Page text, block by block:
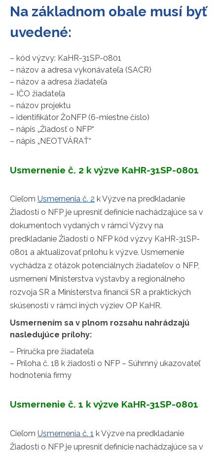
Na základnom obale musí byť
uvedené:
– kód výzvy: KaHR-31SP-0801
– názov a adresa vykonávateľa (SACR)
– názov a adresa žiadateľa
– IČO žiadateľa
– názov projektu
– identifikátor ŽoNFP (6-miestne číslo)
– nápis „Žiadosť o NFP“
– nápis „NEOTVÁRAŤ“
Usmernenie č. 2 k výzve KaHR-31SP-0801
Cieľom Usmernenia č. 2 k Výzve na predkladanie
Žiadostí o NFP je upresniť definície nachádzajúce sa v
dokumentoch vydaných v rámci Výzvy na
predkladanie Žiadostí o NFP kód výzvy KaHR-31SP-
0801 a aktualizovať prílohu k výzve. Usmernenie
vychádza z otázok potenciálnych žiadateľov o NFP,
usmernení Ministerstva výstavby a regionálneho
rozvoja SR a Ministerstva financií SR a praktických
skúseností v rámci iných výziev OP KaHR.
Usmernením sa v plnom rozsahu nahrádzajú
nasledujúce prílohy:
– Príručka pre žiadateľa
– Príloha č. 18 k žiadosti o NFP – Súhrnný ukazovateľ
hodnotenia firmy
Usmernenie č. 1 k výzve KaHR-31SP-0801
Cieľom Usmernenia č. 1 k Výzve na predkladanie
Žiadostí o NFP je upresniť definície nachádzajúce sa v